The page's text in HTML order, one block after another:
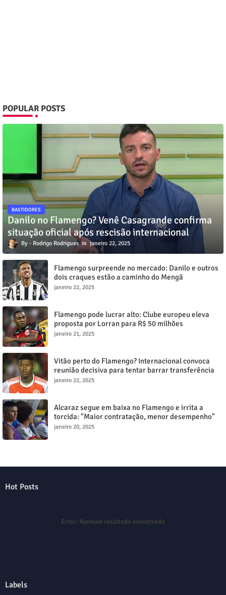
POPULAR POSTS
BASTIDORES
Danilo no Flamengo? Venê Casagrande confirma
situação oficial após rescisão internacional
Rodrigo Rodrigues janeiro 22, 2025
Flamengo surpreende no mercado: Danilo e outros
dois craques estão a caminho do Mengã
janeiro 22, 2025
Flamengo pode lucrar alto: Clube europeu eleva
proposta por Lorran para R$ 50 milhões
janeiro 21, 2025
Vitão perto do Flamengo? Internacional convoca
reunião decisiva para tentar barrar transferência
milionária
janeiro 22, 2025
Alcaraz segue em baixa no Flamengo e irrita a
torcida: "Maior contratação, menor desempenho"
janeiro 20, 2025
Hot Posts
Error: Nenhum resultado encontrado
Labels